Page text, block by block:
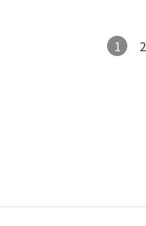
1 2